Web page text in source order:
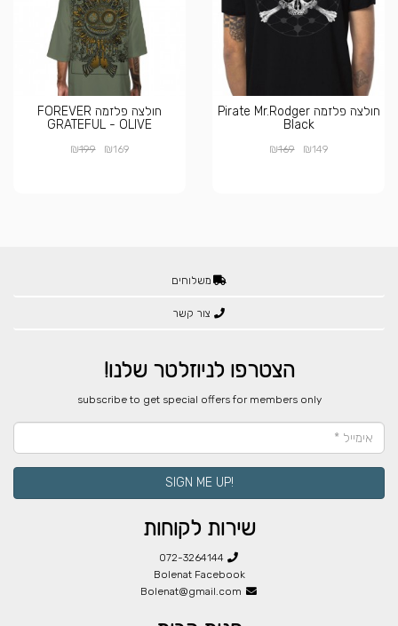
חולצה פלזמה Pirate Mr.Rodger
Black
₪149
₪169
חולצה פלזמה FOREVER
GRATEFUL - OLIVE
₪169
₪199
משלוחים
צור קשר
הצטרפו לניוזלטר שלנו!
​subscribe to get special offers for members only
!SIGN ME UP
שירות לקוחות
072-3264144
Bolenat Facebook
Bolenat@gmail.com